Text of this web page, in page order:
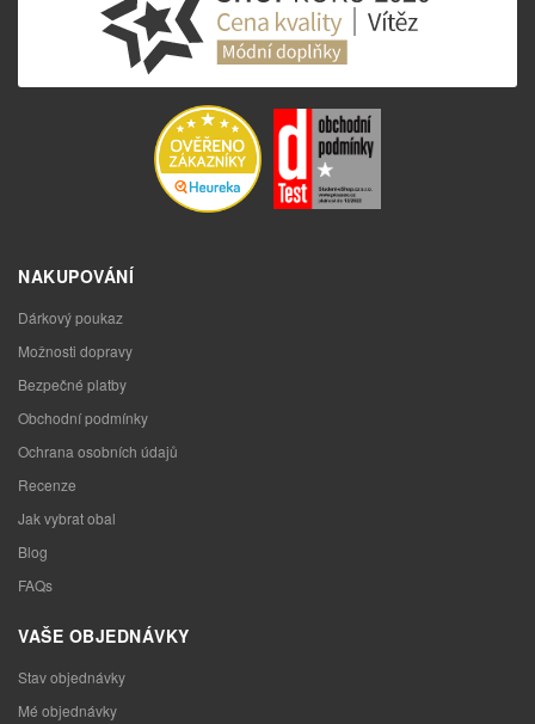
NAKUPOVÁNÍ
Dárkový poukaz
Možnosti dopravy
Bezpečné platby
Obchodní podmínky
Ochrana osobních údajů
Recenze
Jak vybrat obal
Blog
FAQs
VAŠE OBJEDNÁVKY
Stav objednávky
Mé objednávky